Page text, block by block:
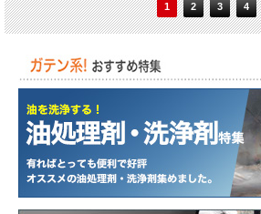
1 2 3 4